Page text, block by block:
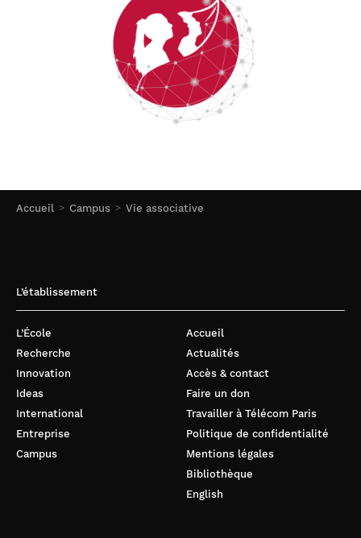
Accueil Campus Vie associative
L’établissement
L’École
Recherche
Innovation
Ideas
International
Entreprise
Campus
Accueil
Actualités
Accès & contact
Faire un don
Travailler à Télécom Paris
Politique de confidentialité
Mentions légales
Bibliothèque
English